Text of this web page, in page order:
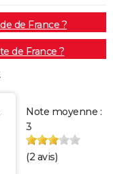
de France ?
de France ?
Note moyenne :
3
(2 avis)